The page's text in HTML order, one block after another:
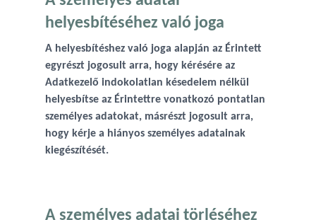
helyesbítéséhez való joga
A helyesbítéshez való joga alapján az Érintett
egyrészt jogosult arra, hogy kérésére az
Adatkezelő indokolatlan késedelem nélkül
helyesbítse az Érintettre vonatkozó pontatlan
személyes adatokat, másrészt jogosult arra,
hogy kérje a hiányos személyes adatainak
kiegészítését.
A személyes adatai törléséhez